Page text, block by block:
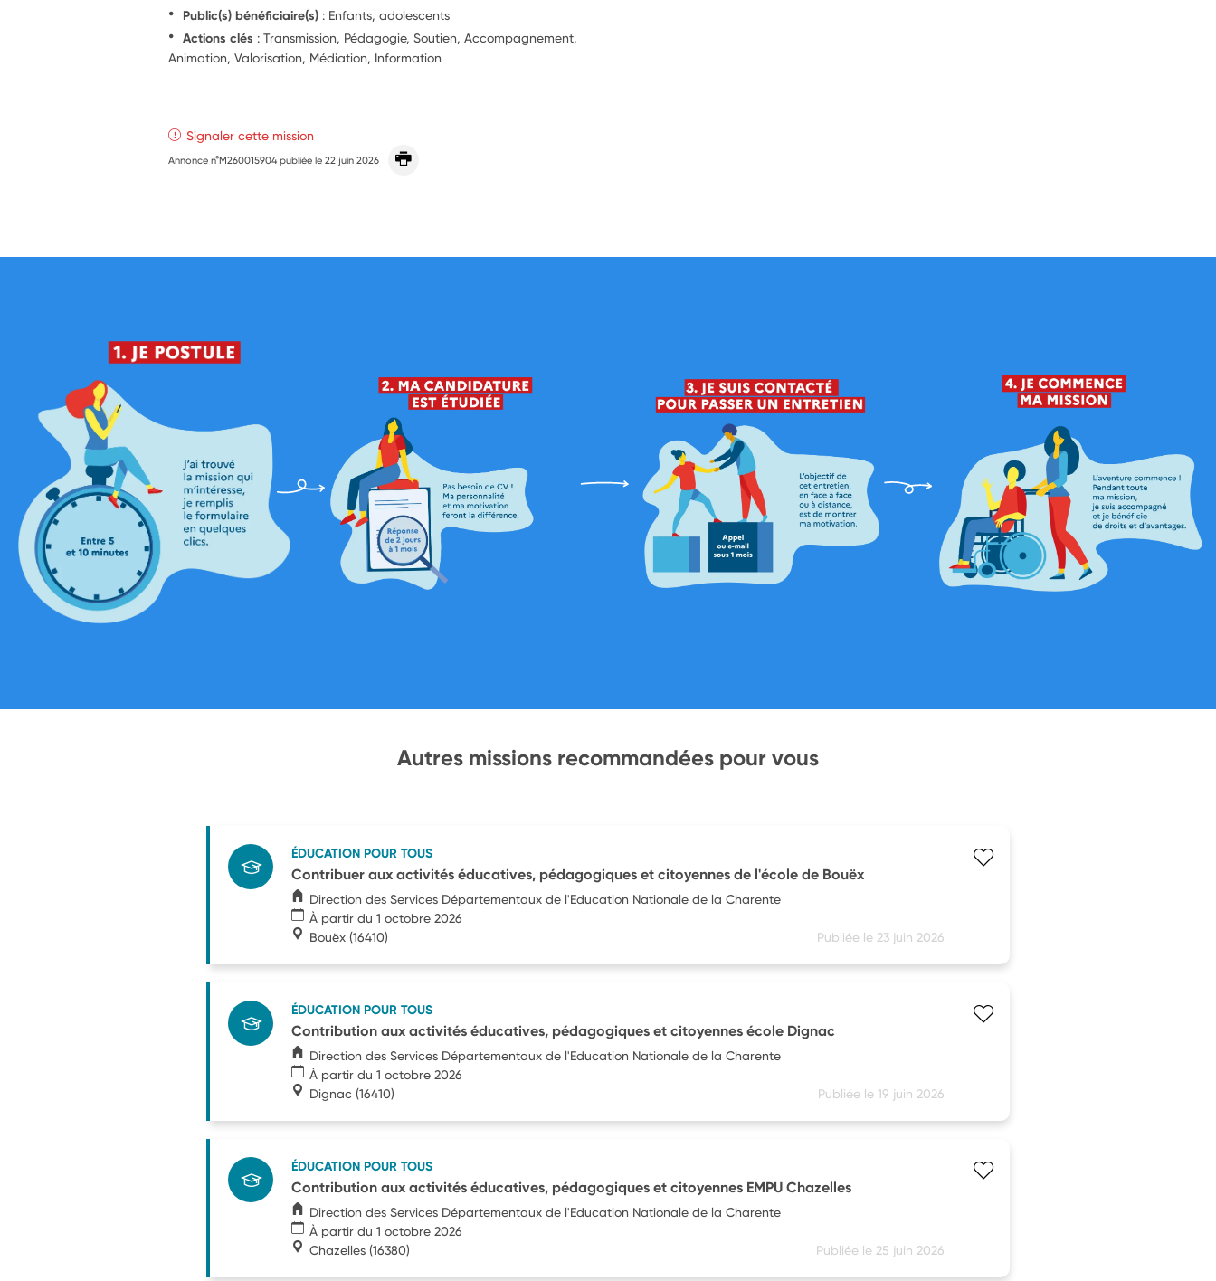
Public(s) bénéficiaire(s) : Enfants, adolescents
Actions clés : Transmission, Pédagogie, Soutien, Accompagnement,
Animation, Valorisation, Médiation, Information
Signaler cette mission
Annonce n°M260015904 publiée le22 juin 2026
Autres missions recommandées pour vous
ÉDUCATION POUR TOUS
Contribuer aux activités éducatives, pédagogiques et citoyennes de l'école de Bouëx
Direction des Services Départementaux de l'Education Nationale de la Charente
À partir du 1 octobre 2026
Bouëx (16410) Publiée le 23 juin 2026
ÉDUCATION POUR TOUS
Contribution aux activités éducatives, pédagogiques et citoyennes école Dignac
Direction des Services Départementaux de l'Education Nationale de la Charente
À partir du 1 octobre 2026
Dignac (16410) Publiée le 19 juin 2026
ÉDUCATION POUR TOUS
Contribution aux activités éducatives, pédagogiques et citoyennes EMPU Chazelles
Direction des Services Départementaux de l'Education Nationale de la Charente
À partir du 1 octobre 2026
Chazelles (16380) Publiée le 25 juin 2026